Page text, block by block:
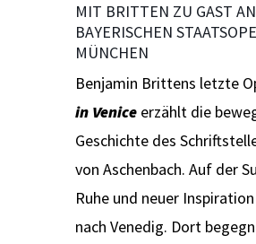
MIT BRITTEN ZU GAST
BAYERISCHEN
MÜNCHEN
Benjamin Brittens letzte
in Venice erzählt die
Geschichte des
von Aschenbach. Auf der
Ruhe und neuer
nach Venedig. Dort